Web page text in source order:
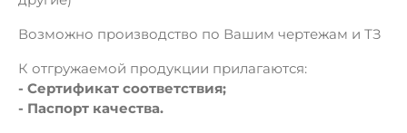
Возможно производство по Вашим чертежам и ТЗ
К отгружаемой продукции прилагаются:
- Сертификат соответствия;
- Паспорт качества.